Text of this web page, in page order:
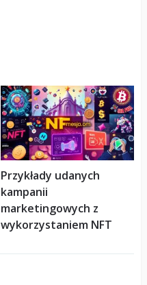
Przykłady udanych
kampanii
marketingowych z
wykorzystaniem NFT